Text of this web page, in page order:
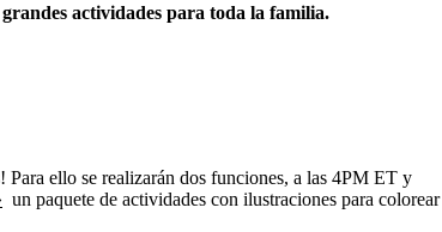
actividades para toda la familia.
ello se realizarán dos funciones, a las 4PM ET y
un paquete de actividades con ilustraciones para colorear